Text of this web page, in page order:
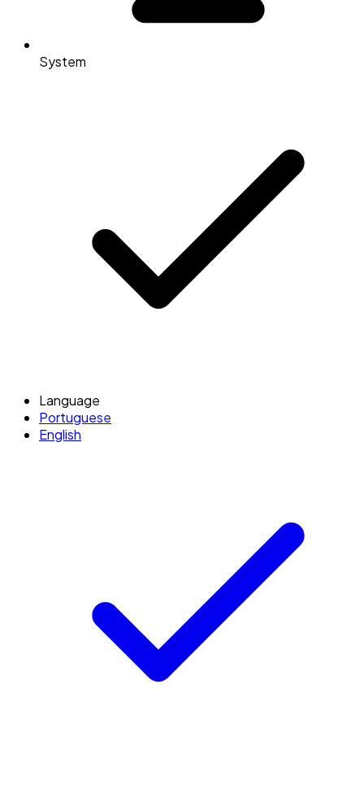
System
Language
Portuguese
English